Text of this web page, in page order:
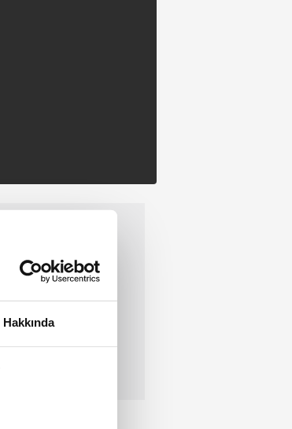
Hakkında